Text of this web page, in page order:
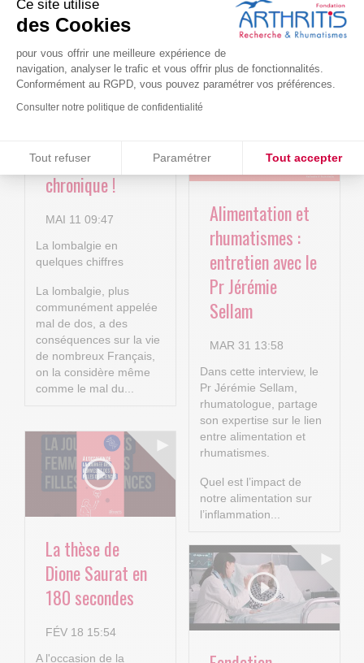
Ce site utilise
des Cookies
pour vous offrir une meilleure expérience de
navigation, analyser le trafic et vous offrir plus de fonctionnalités.
Conformément au RGPD, vous pouvez paramétrer vos préférences.
Consulter notre politique de confidentialité
Tout refuser Paramétrer Tout accepter
Axeptio consent
Plateforme de Gestion du Consentement : Personnalisez vos
Notre plateforme vous permet d'adapter et de gérer vos
Le projet BACK-
4P : Les
nouvelles
technologies
numériques au
lombalgie
chronique !
MAI 11 09:47
La lombalgie en
quelques chiffres
La lombalgie, plus
communément appelée
mal de dos, a des
conséquences sur la vie
de nombreux Français,
on la considère même
comme le mal du...
Arthritis4Cure -
Cure-RA
AVR 22 15:01
Alimentation et
rhumatismes :
entretien avec le
Pr Jérémie
Sellam
MAR 31 13:58
Dans cette interview, le
Pr Jérémie Sellam,
rhumatologue, partage
son expertise sur le lien
entre alimentation et
rhumatismes.
Quel est l’impact de
notre alimentation sur
l’inflammation...
La thèse de
Dione Saurat en
180 secondes
FÉV 18 15:54
A l'occasion de la